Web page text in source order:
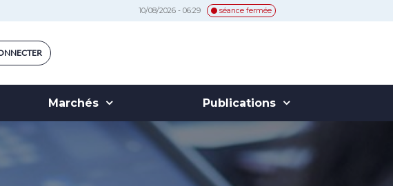
10/08/2026 - 06:29 séance fermée
Marchés Publications